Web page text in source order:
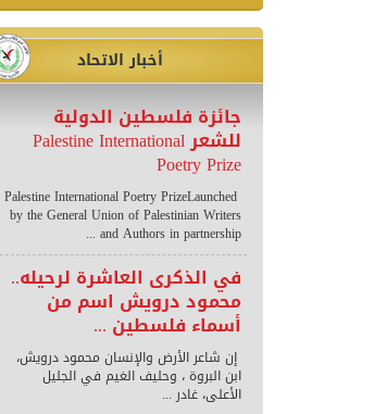
أخبار الاتحاد
جائزة فلسطين الدولية
للشعر Palestine International
Poetry Prize
Palestine International Poetry PrizeLaunched
by the General Union of Palestinian Writers
and Authors in partnership ...
في الذكرى العاشرة لرحيله..
محمود درويش اسم من
أسماء فلسطين ...
إن شاعر الأرض والإنسان محمود درويش،
ابن البروة ، وحليف الغيم في الجليل
الأعلى، غادر ...